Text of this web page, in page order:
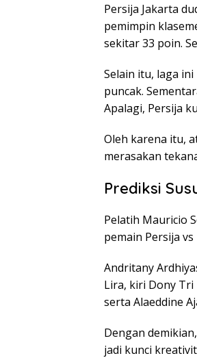
Persija Jakarta
pemimpin
sekitar 33 poin.
Selain itu, laga
puncak.
Apalagi, Persija
Oleh karena itu,
merasakan
Prediksi
Pelatih Mauricio
pemain Persija
Andritany
Lira, kiri Dony Tri
serta Alaeddine
Dengan
jadi kunci